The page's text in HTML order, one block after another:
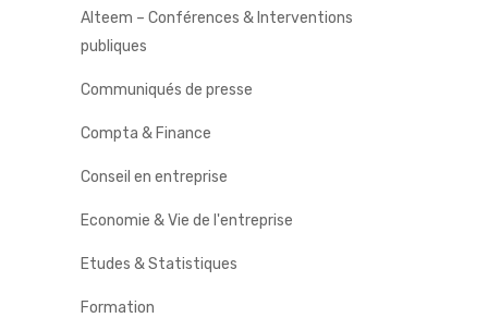
Alteem – Conférences & Interventions
publiques
Communiqués de presse
Compta & Finance
Conseil en entreprise
Economie & Vie de l'entreprise
Etudes & Statistiques
Formation